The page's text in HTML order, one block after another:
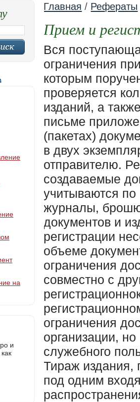
Главная / Рефераты
Прием и
Вся
ограничения
которым
проверяется
изданий, а
письме
(пакетах)
в двух
отправителю.
создаваемые
учитываются по
журналы,
документов и
регистрации
объеме
ограничения
совместно с
ограничения
организации,
служебного
Тираж издания,
под одним
на
и